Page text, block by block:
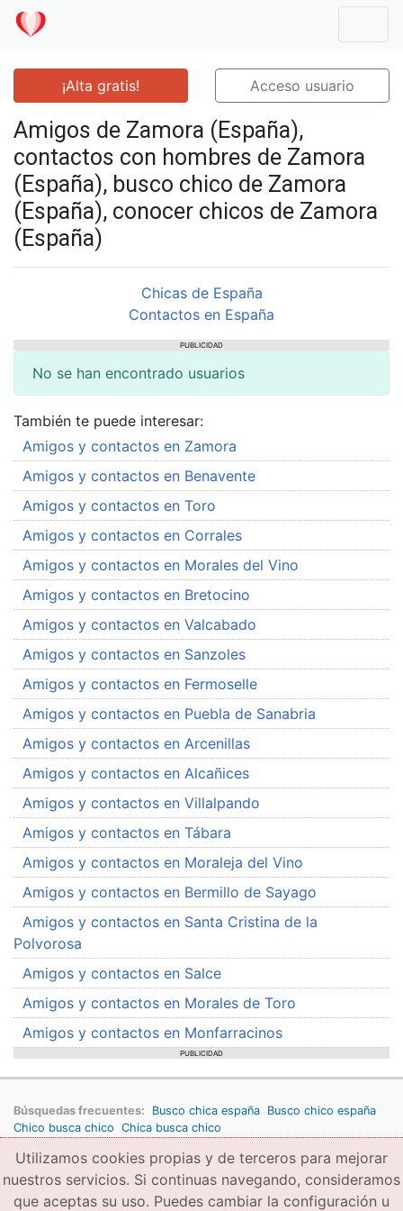
¡Alta gratis! Acceso usuario
Amigos de Zamora (España),
contactos con hombres de Zamora
(España), busco chico de Zamora
(España), conocer chicos de Zamora
(España)
Chicas de España
Contactos en España
PUBLICIDAD
No se han encontrado usuarios
También te puede interesar:
Amigos y contactos en Zamora
Amigos y contactos en Benavente
Amigos y contactos en Toro
Amigos y contactos en Corrales
Amigos y contactos en Morales del Vino
Amigos y contactos en Bretocino
Amigos y contactos en Valcabado
Amigos y contactos en Sanzoles
Amigos y contactos en Fermoselle
Amigos y contactos en Puebla de Sanabria
Amigos y contactos en Arcenillas
Amigos y contactos en Alcañices
Amigos y contactos en Villalpando
Amigos y contactos en Tábara
Amigos y contactos en Moraleja del Vino
Amigos y contactos en Bermillo de Sayago
Amigos y contactos en Santa Cristina de la
Polvorosa
Amigos y contactos en Salce
Amigos y contactos en Morales de Toro
Amigos y contactos en Monfarracinos
PUBLICIDAD
Búsquedas frecuentes: Busco chica españa Busco chico españa
Chico busca chico Chica busca chico
Copyright © 2026 amigae.com Condiciones generales de uso
Política de privacidad
Copyright
Utilizamos cookies propias y de terceros para mejorar
nuestros servicios. Si continuas navegando, consideramos
que aceptas su uso. Puedes cambiar la configuración u